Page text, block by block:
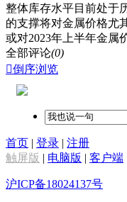
整体库存水平目前处于
的支撑将对金属价格尤
或对2023年上半年金属
全部评论(0)
倒序浏览
首页 | 登录 | 注册
触屏版 | 电脑版 | 客户端
沪ICP备18024137号